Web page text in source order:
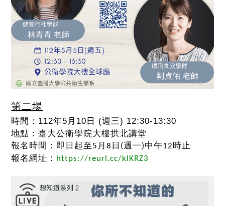
第二場
時間：112年5月10日 (週三) 12:30-13:30
地點：臺大公衛學院大樓拱北講堂
報名時間：即日起至 5月8日(週一)中午12時止
報名網址： https://reurl.cc/klKRZ3